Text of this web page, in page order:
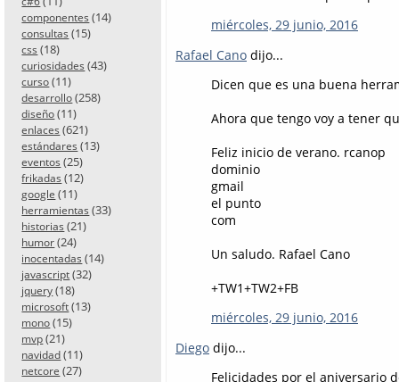
componentes (14)
consultas (15)
css (18)
curiosidades (43)
curso (11)
desarrollo (258)
diseño (11)
enlaces (621)
estándares (13)
eventos (25)
frikadas (12)
google (11)
herramientas (33)
historias (21)
humor (24)
inocentadas (14)
javascript (32)
jquery (18)
microsoft (13)
mono (15)
mvp (21)
navidad (11)
netcore (27)
miércoles, 29 junio, 2016
Rafael Cano dijo...
Dicen que es una buena
Ahora que tengo voy a tener
Feliz inicio de verano. rcanop
dominio
gmail
el punto
com
Un saludo. Rafael Cano
+TW1+TW2+FB
miércoles, 29 junio, 2016
Diego dijo...
Felicidades por el aniversario